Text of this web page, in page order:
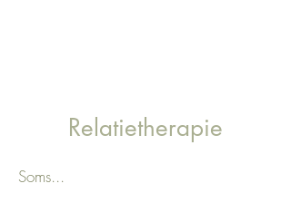
Relatietherapie
Soms...